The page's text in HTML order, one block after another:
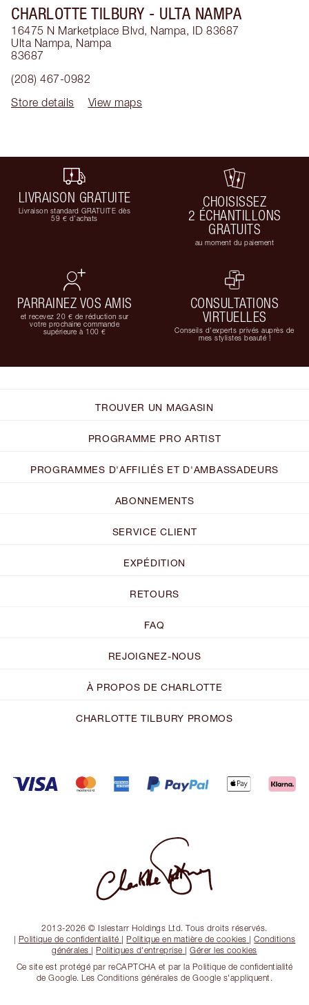
CHARLOTTE TILBURY - ULTA NAMPA
16475 N Marketplace Blvd, Nampa, ID 83687
Ulta Nampa, Nampa
83687
(208) 467-0982
Store details
View maps
LIVRAISON GRATUITE
Livraison standard GRATUITE dès
59 € d'achats
CHOISISSEZ
2 ÉCHANTILLONS
GRATUITS
au moment du paiement
PARRAINEZ VOS AMIS
et recevez 20 € de réduction sur
votre prochaine commande
supérieure à 100 €
CONSULTATIONS
VIRTUELLES
Conseils d'experts privés auprès de
mes stylistes beauté !
TROUVER UN MAGASIN
PROGRAMME PRO ARTIST
PROGRAMMES D'AFFILIÉS ET D'AMBASSADEURS
ABONNEMENTS
SERVICE CLIENT
EXPÉDITION
RETOURS
FAQ
REJOIGNEZ-NOUS
À PROPOS DE CHARLOTTE
CHARLOTTE TILBURY PROMOS
2013-2026 © Islestarr Holdings Ltd. Tous droits réservés.
| Politique de confidentialité |Politique en matière de cookies |Conditions
générales |Politiques d'entreprise |Gérer les cookies
Ce site est protégé par reCAPTCHA et par la Politique de confidentialité
de Google. Les Conditions générales de Google s'appliquent.